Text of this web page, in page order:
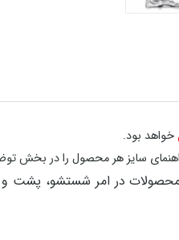
خواهد بود.
راهنمای سایز هر محصول را در بخش